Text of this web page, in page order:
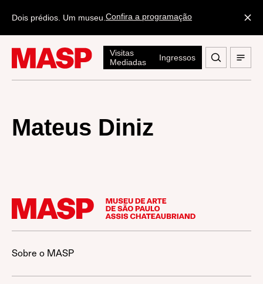
Dois prédios. Um museu. Confira a programação
Visitas
Mediadas
Ingressos
Mateus Diniz
Sobre o MASP